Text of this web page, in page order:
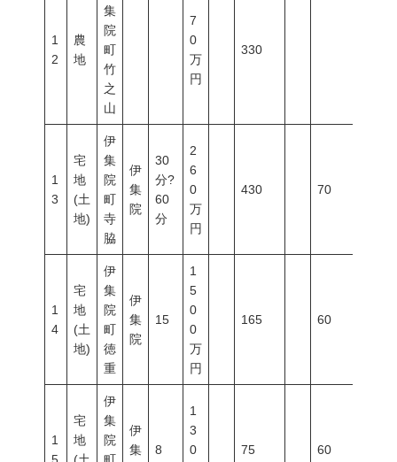
1
2
農
地
集
院
町
竹
之
山
7
0
万
円
330
1
3
宅
地
(土
地)
伊
集
院
町
寺
脇
伊
集
院
30
分?
60
分
2
6
0
万
円
430 70
1
4
宅
地
(土
地)
伊
集
院
町
徳
重
伊
集
院
15
1
5
0
0
万
円
165 60
1
宅
地
伊
集
院
伊
集
8
1
3
0
75 60